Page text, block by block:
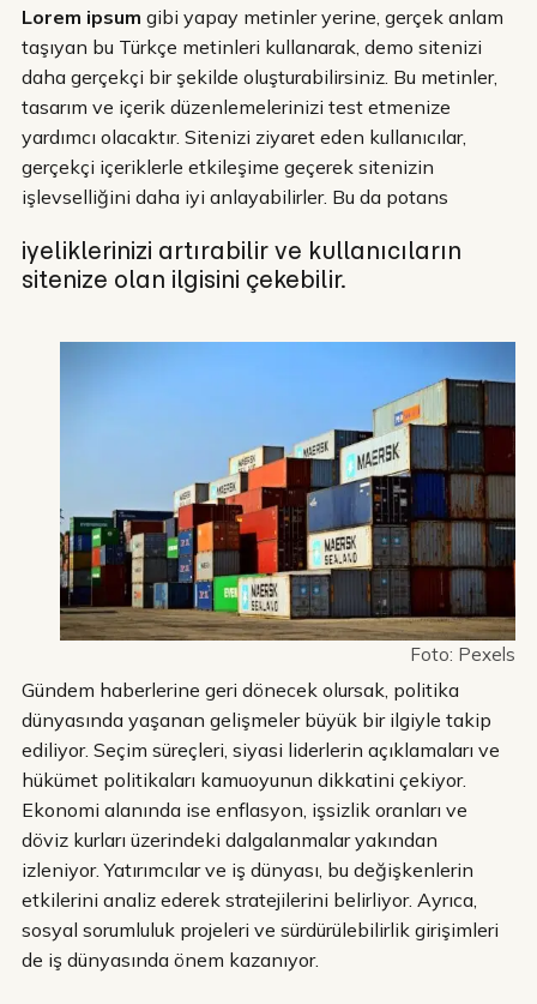
Lorem ipsum gibi yapay metinler yerine, gerçek anlam
taşıyan bu Türkçe metinleri kullanarak, demo sitenizi
daha gerçekçi bir şekilde oluşturabilirsiniz. Bu metinler,
tasarım ve içerik düzenlemelerinizi test etmenize
yardımcı olacaktır. Sitenizi ziyaret eden kullanıcılar,
gerçekçi içeriklerle etkileşime geçerek sitenizin
işlevselliğini daha iyi anlayabilirler. Bu da potans
iyeliklerinizi artırabilir ve kullanıcıların
sitenize olan ilgisini çekebilir.
Foto: Pexels
Gündem haberlerine geri dönecek olursak, politika
dünyasında yaşanan gelişmeler büyük bir ilgiyle takip
ediliyor. Seçim süreçleri, siyasi liderlerin açıklamaları ve
hükümet politikaları kamuoyunun dikkatini çekiyor.
Ekonomi alanında ise enflasyon, işsizlik oranları ve
döviz kurları üzerindeki dalgalanmalar yakından
izleniyor. Yatırımcılar ve iş dünyası, bu değişkenlerin
etkilerini analiz ederek stratejilerini belirliyor. Ayrıca,
sosyal sorumluluk projeleri ve sürdürülebilirlik girişimleri
de iş dünyasında önem kazanıyor.